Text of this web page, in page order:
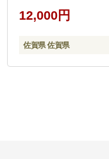
館季楽
12,000円
佐賀県 佐賀県